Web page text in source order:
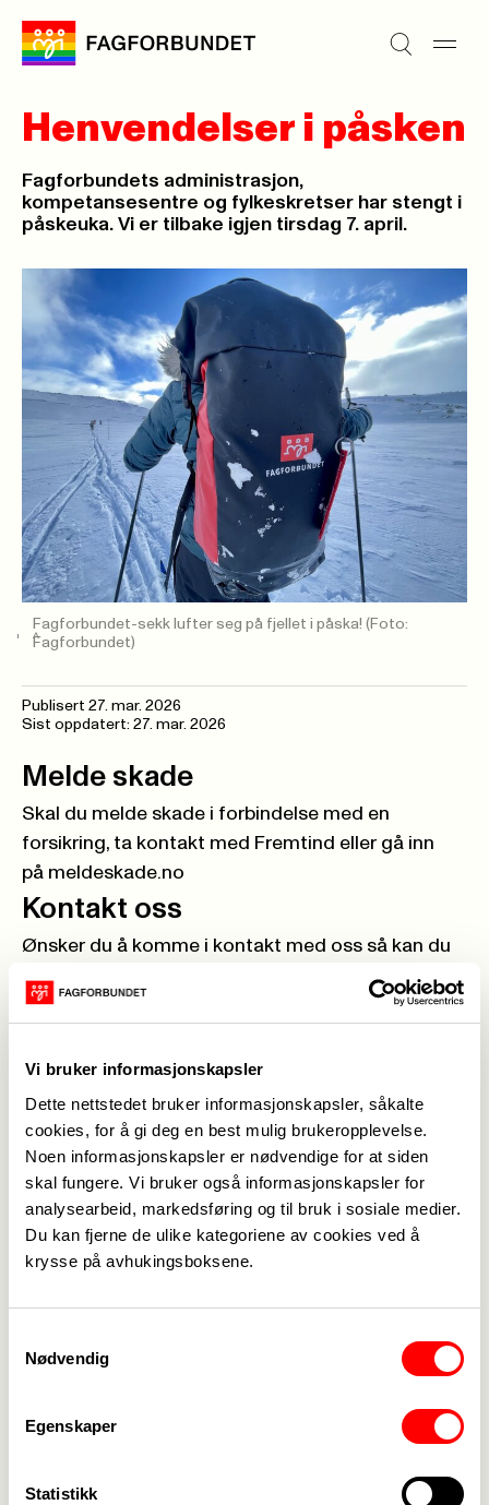
Vi bruker informasjonskapsler
Dette nettstedet bruker informasjonskapsler, såkalte
cookies, for å gi deg en best mulig brukeropplevelse.
Noen informasjonskapsler er nødvendige for at siden
skal fungere. Vi bruker også informasjonskapsler for
analysearbeid, markedsføring og til bruk i sosiale medier.
Du kan fjerne de ulike kategoriene av cookies ved å
krysse på avhukingsboksene.
Nødvendig
Egenskaper
Statistikk
Henvendelser i påsken
Fagforbundets administrasjon,
kompetansesentre og fylkeskretser har stengt i
påskeuka. Vi er tilbake igjen tirsdag 7. april.
Fagforbundet-sekk lufter seg på fjellet i påska! (Foto:
Fagforbundet)
Publisert 27. mar. 2026
Sist oppdatert: 27. mar. 2026
Melde skade
Skal du melde skade i forbindelse med en
forsikring, ta kontakt med Fremtind eller gå inn
på meldeskade.no
Kontakt oss
Ønsker du å komme i kontakt med oss så kan du
gå inn på
henvendelsen fortløpende fra første virkedag
Dersom det er noe som haster på arbeidsplassen
din ta kontakt med din lokale tillitsvalgte. Du
finner denne påmin sideeller i Fagforbundets app.
Vi ønsker alle en riktig god
påske, både du som har fri og du
som er på jobb!